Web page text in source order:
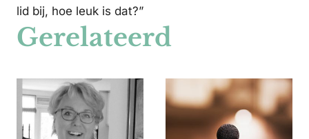
lid bij, hoe leuk is dat?”
Gerelateerd